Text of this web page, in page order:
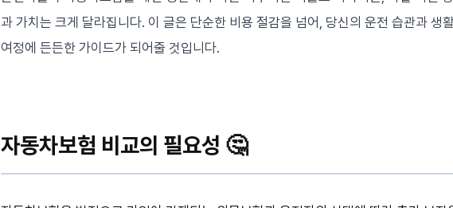
과 가치는 크게 달라집니다. 이 글은 단순한 비용 절감을 넘어, 당신의 운전 습관과 생
여정에 든든한 가이드가 되어줄 것입니다.
자동차보험 비교의 필요성 🤔